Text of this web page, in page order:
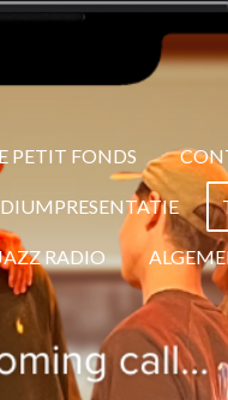
PETIT FONDS
RADIO